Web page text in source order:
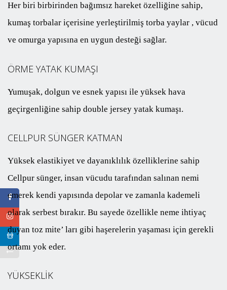
Her biri birbirinden bağımsız hareket özelliğine sahip,
kumaş torbalar içerisine yerleştirilmiş torba yaylar , vücud
ve omurga yapısına en uygun desteği sağlar.
ÖRME YATAK KUMAŞI
Yumuşak, dolgun ve esnek yapısı ile yüksek hava
geçirgenliğine sahip double jersey yatak kumaşı.
CELLPUR SÜNGER KATMAN
Yüksek elastikiyet ve dayanıklılık özelliklerine sahip
Cellpur sünger, insan vücudu tarafından salınan nemi
emerek kendi yapısında depolar ve zamanla kademeli
olarak serbest bırakır. Bu sayede özellikle neme ihtiyaç
duyan toz mite’ ları gibi haşerelerin yaşaması için gerekli
ortamı yok eder.
YÜKSEKLİK